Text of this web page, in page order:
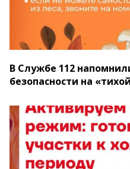
В Службе 112
безопасности на